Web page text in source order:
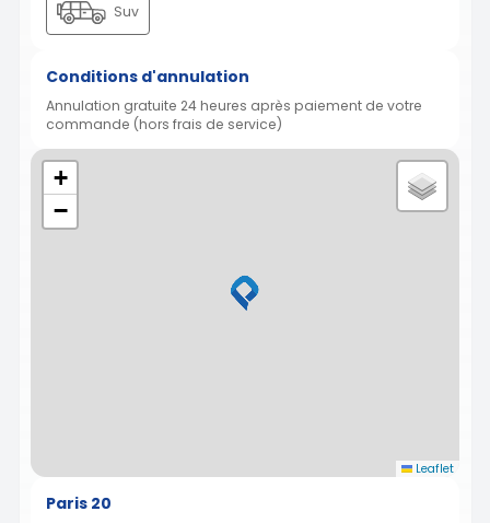
Suv
Conditions d'annulation
Annulation gratuite 24 heures après paiement de votre
commande (hors frais de service)
+
−
Leaflet
Paris 20